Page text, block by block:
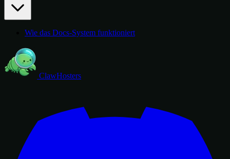
Wie das Docs-System funktioniert
ClawHosters